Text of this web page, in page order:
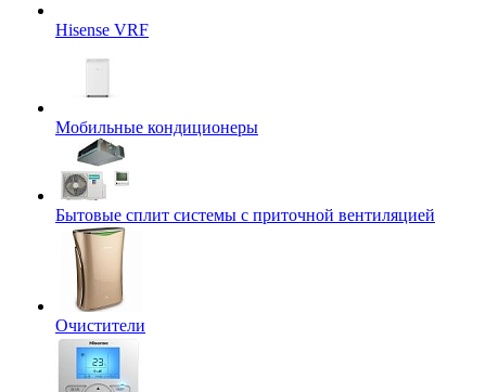
Hisense VRF
Мобильные кондиционеры
Бытовые сплит системы с приточной вентиляцией
Очистители